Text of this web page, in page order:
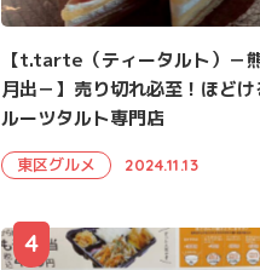
【t.tarte（ティータルト）－
月出－】売り切れ必至！ほど
ルーツタルト専門店
東区グルメ 2024.11.13
4